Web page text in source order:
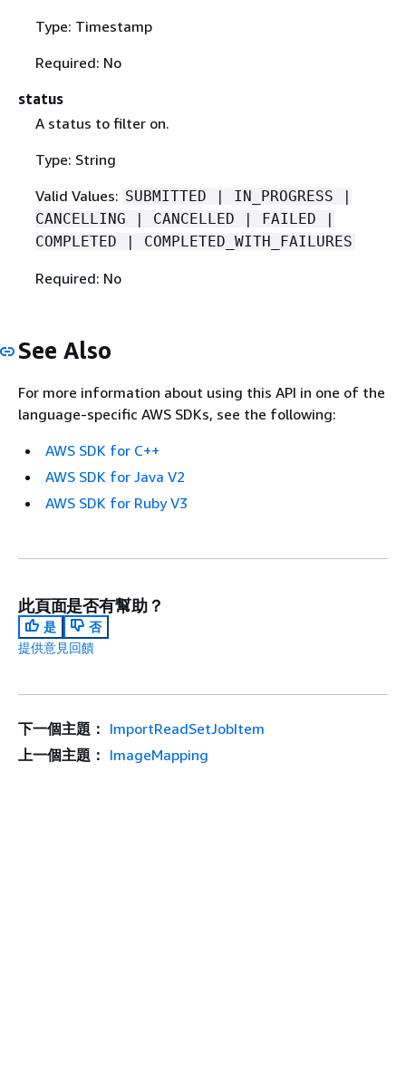
Type: Timestamp
Required: No
status
A status to filter on.
Type: String
Valid Values: SUBMITTED | IN_PROGRESS |
CANCELLING | CANCELLED | FAILED |
COMPLETED | COMPLETED_WITH_FAILURES
Required: No
See Also
For more information about using this API in one of the
language-specific AWS SDKs, see the following:
AWS SDK for C++
AWS SDK for Java V2
AWS SDK for Ruby V3
此頁面是否有幫助？
是
否
提供意見回饋
下一個主題： ImportReadSetJobItem
上一個主題： ImageMapping